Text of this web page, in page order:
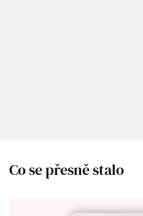
Co se přesně stalo